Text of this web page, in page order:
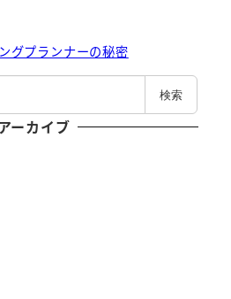
グプランナーの秘密
検索
ーカイブ